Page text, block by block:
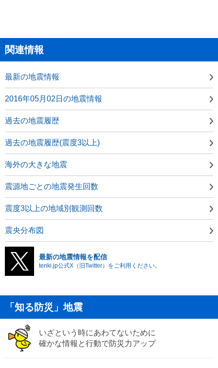
関連情報
最新の地震情報
2016年05月02日の地震情報
過去の地震履歴
過去の地震履歴(震度3以上)
海外の大きな地震
震源地ごとの地震発生回数
震度3以上の地域別観測回数
震央分布図
最新の地震情報を配信
tenki.jp公式X（旧Twitter）をご利用ください。
「知る防災」地震
いざという時にあわてないために
確かな情報と行動で防災力アップ